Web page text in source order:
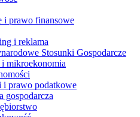
i prawo finansowe
i reklama
Stosunki Gospodarcze
mikroekonomia
i prawo podatkowe
gospodarcza